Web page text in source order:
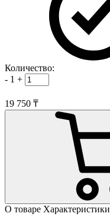
Количество:
- 1 +
19 750 ₸
О товаре Характеристики